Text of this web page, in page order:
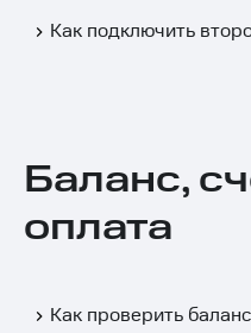
Как подключить
Баланс,
оплата
Как проверить